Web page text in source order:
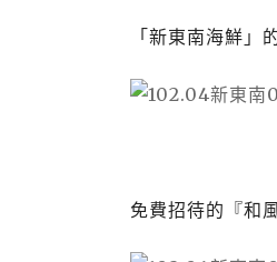
「新東南海鮮」
免費招待的『和